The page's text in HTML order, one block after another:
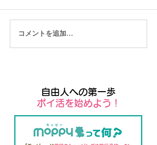
東南アジアロングステイ
マレーシア・クアラルン
コメントを追加…
自由人への第一歩
​ポイ活を始めよう！